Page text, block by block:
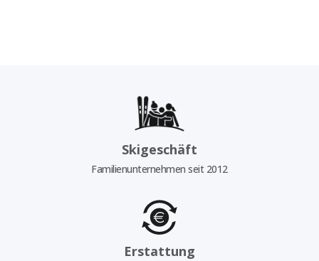
Skigeschäft
Familienunternehmen seit 2012
Erstattung